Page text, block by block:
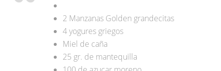
2 Manzanas Golden grandecitas
4 yogures griegos
Miel de caña
25 gr. de mantequilla